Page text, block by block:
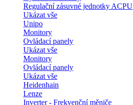
Regulační zásuvné jednotky ACPU
Ukázat vše
Unipo
Monitory
Ovládací panely
Ukázat vše
Monitory
Ovládací panely
Ukázat vše
Heidenhain
Lenze
Inverter - Frekvenční měniče